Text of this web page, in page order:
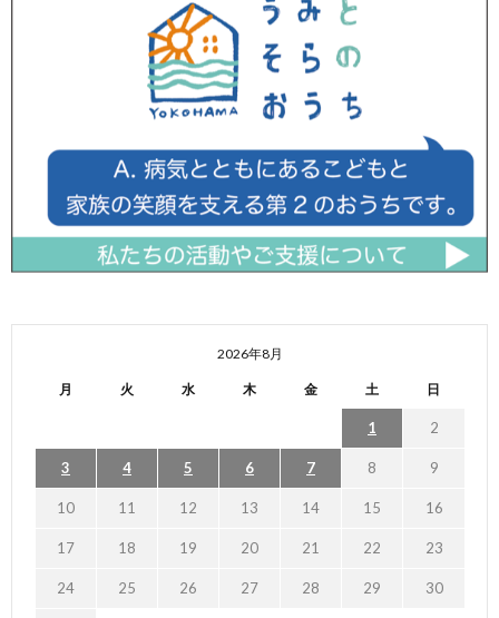
2026年8月
月 火 水 木 金 土 日
1 2
3 4 5 6 7 8 9
10 11 12 13 14 15 16
17 18 19 20 21 22 23
24 25 26 27 28 29 30